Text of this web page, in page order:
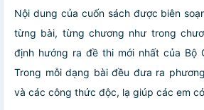
Nội dung của cuốn sách được biên
từng bài, từng chương như trong
định hướng ra đề thi mới nhất của Bộ
Trong mỗi dạng bài đều đưa ra
và các công thức độc, lạ giúp các em